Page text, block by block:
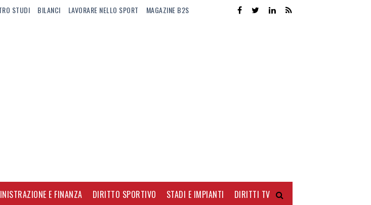
STUDI BILANCI LAVORARE NELLO SPORT MAGAZINE B2S
E FINANZA DIRITTO SPORTIVO STADI E IMPIANTI DIRITTI TV